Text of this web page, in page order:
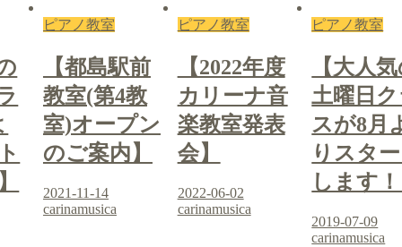
ピアノ教室
【都島駅前
教室(第4教
室)オープン
のご案内】
2021-11-14
carinamusica
ピアノ教室
【2022年度
カリーナ音
楽教室発表
会】
2022-06-02
carinamusica
ピアノ教室
【大人
土曜日
スが8月
りスタ
します
2019-07-09
carinamusica